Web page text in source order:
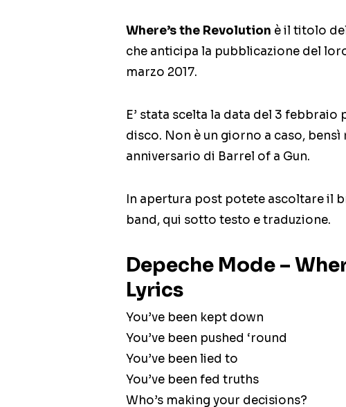
Where’s the Revolution è il titolo
che anticipa la pubblicazione del
marzo 2017.
E’ stata scelta la data del 3
disco. Non è un giorno a caso,
anniversario di Barrel of a Gun.
In apertura post potete ascoltare il
band, qui sotto testo e traduzione.
Depeche Mode –
Lyrics
You’ve been kept down
You’ve been pushed ‘round
You’ve been lied to
You’ve been fed truths
Who’s making your decisions?